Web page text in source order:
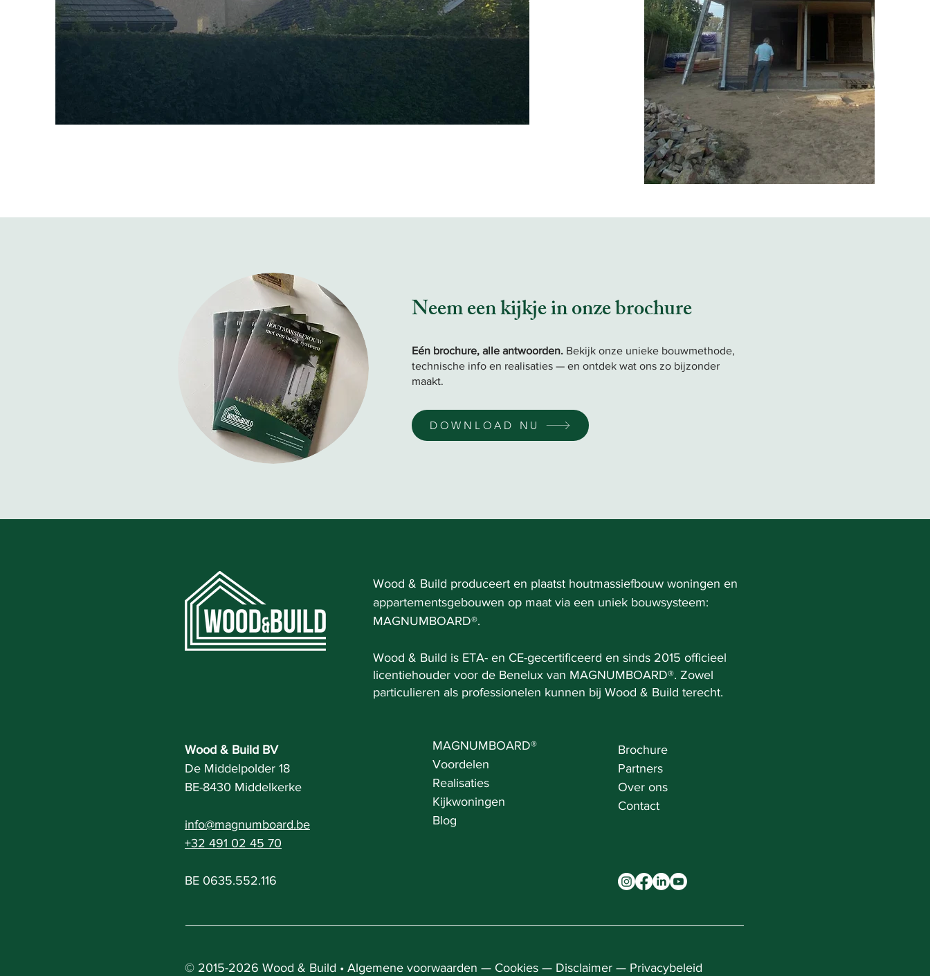
Neem een kijkje in onze brochure
Eén brochure, alle antwoorden. Bekijk onze unieke bouwmethode,
technische info en realisaties — en ontdek wat ons zo bijzonder
maakt.
DOWNLOAD NU
Wood & Build BV
De Middelpolder 18
BE-8430 Middelkerke
info@magnumboard.be
+32 491 02 45 70
BE 0635.552.116
Wood & Build produceert en plaatst houtmassiefbouw woningen en
appartementsgebouwen op maat via een uniek bouwsysteem:
MAGNUMBOARD®.
Wood & Build is ETA- en CE-gecertificeerd en sinds 2015 officieel
licentiehouder voor de Benelux van MAGNUMBOARD®. Zowel
particulieren als professionelen kunnen bij Wood & Build terecht.
MAGNUMBOARD®
Voordelen
Realisaties
Kijkwoningen
Blog
Brochure
Partners
Over ons
Contact
© 2015-2026 Wood & Build • Algemene voorwaarden — Cookies — Disclaimer — Privacybeleid